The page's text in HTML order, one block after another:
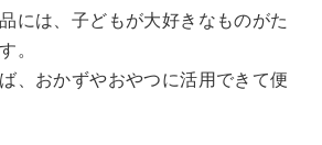
には、子どもが大好きなものがた
。
、おかずやおやつに活用できて便